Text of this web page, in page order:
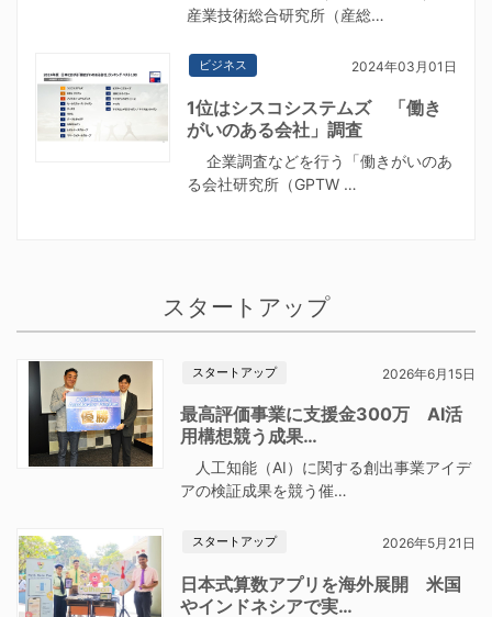
産業技術総合研究所（産総…
ビジネス 2024年03月01日
1位はシスコシステムズ 「働き
がいのある会社」調査
企業調査などを行う「働きがいのあ
る会社研究所（GPTW …
スタートアップ
スタートアップ 2026年6月15日
最高評価事業に支援金300万 AI活
用構想競う成果…
人工知能（AI）に関する創出事業アイデ
アの検証成果を競う催…
スタートアップ 2026年5月21日
日本式算数アプリを海外展開 米国
やインドネシアで実…